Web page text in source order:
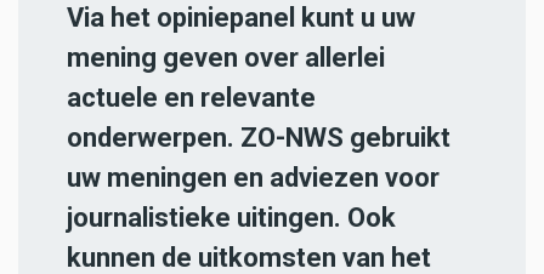
Via het opiniepanel kunt u uw
mening geven over allerlei
actuele en relevante
onderwerpen. ZO-NWS gebruikt
uw meningen en adviezen voor
journalistieke uitingen. Ook
kunnen de uitkomsten van het